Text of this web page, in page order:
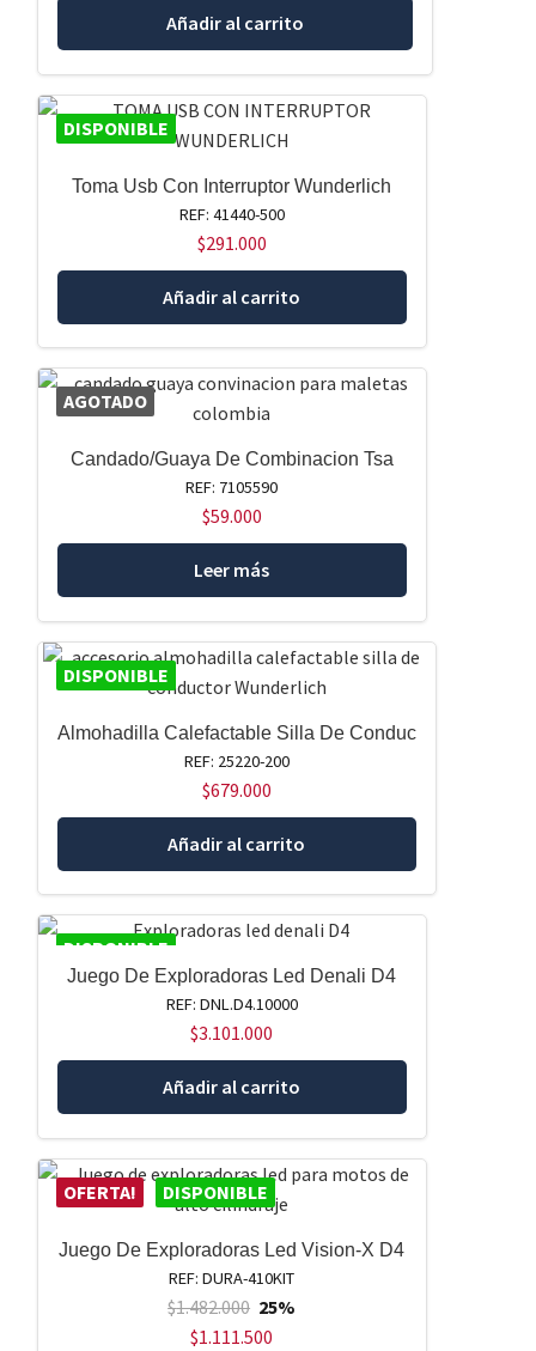
Añadir al carrito
DISPONIBLE
Toma Usb Con Interruptor Wunderlich
REF: 41440-500
$291.000
Añadir al carrito
AGOTADO
Candado/Guaya De Combinacion Tsa
REF: 7105590
$59.000
Leer más
DISPONIBLE
Almohadilla Calefactable Silla De Conduc
REF: 25220-200
$679.000
Añadir al carrito
DISPONIBLE
Juego De Exploradoras Led Denali D4
REF: DNL.D4.10000
$3.101.000
Añadir al carrito
OFERTA! DISPONIBLE
Juego De Exploradoras Led Vision-X D4
REF: DURA-410KIT
$1.482.000 25%
$1.111.500